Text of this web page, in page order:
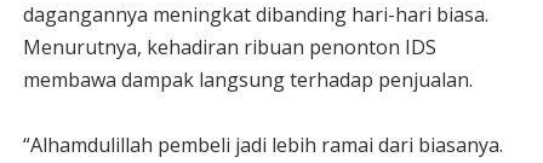
dagangannya meningkat dibanding hari-hari biasa.
Menurutnya, kehadiran ribuan penonton IDS
membawa dampak langsung terhadap penjualan.
“Alhamdulillah pembeli jadi lebih ramai dari biasanya.